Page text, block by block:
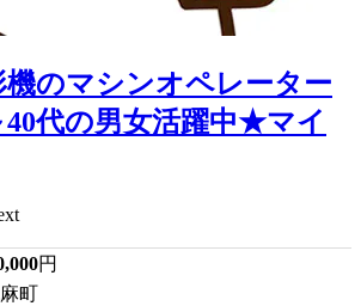
機のマシンオペレーター
40代の男女活躍中★マイ
円
町